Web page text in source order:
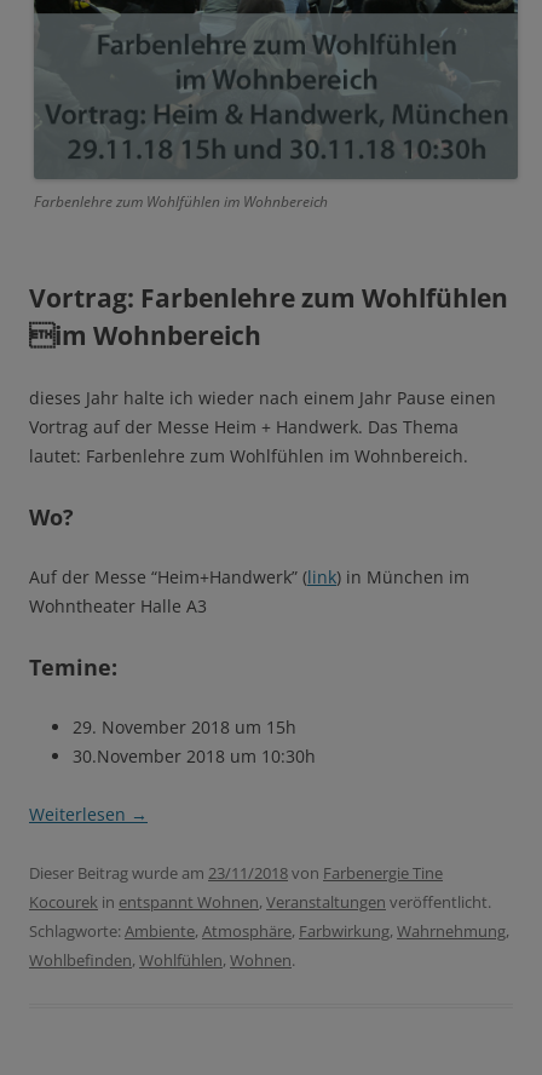
Farbenlehre zum Wohlfühlen im Wohnbereich
Vortrag: Farbenlehre zum Wohlfühlen
im Wohnbereich
dieses Jahr halte ich wieder nach einem Jahr Pause einen
Vortrag auf der Messe Heim + Handwerk. Das Thema
lautet: Farbenlehre zum Wohlfühlen im Wohnbereich.
Wo?
Auf der Messe “Heim+Handwerk” (link) in München im
Wohntheater Halle A3
Temine:
29. November 2018 um 15h
30.November 2018 um 10:30h
Weiterlesen →
Dieser Beitrag wurde am 23/11/2018von Farbenergie Tine
Kocourek in entspannt Wohnen, Veranstaltungen veröffentlicht.
Schlagworte: Ambiente, Atmosphäre, Farbwirkung, Wahrnehmung,
Wohlbefinden, Wohlfühlen, Wohnen.